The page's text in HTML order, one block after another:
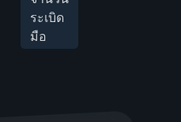
ระเบิด
มือ